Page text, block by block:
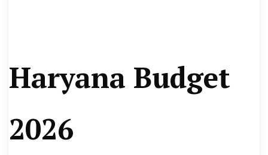
Haryana Budget
2026